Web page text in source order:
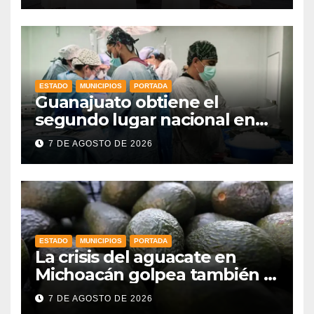
ESTADO MUNICIPIOS PORTADA
Guanajuato obtiene el
segundo lugar nacional en
procuración de órganos
7 DE AGOSTO DE 2026
ESTADO MUNICIPIOS PORTADA
La crisis del aguacate en
Michoacán golpea también a
productores de Guanajuato
7 DE AGOSTO DE 2026